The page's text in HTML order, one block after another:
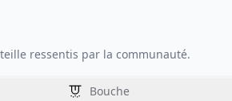
ressentis par la communauté.
Bouche